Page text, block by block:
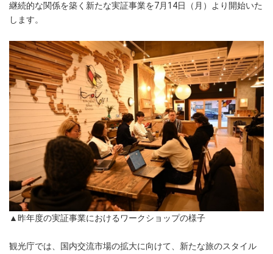
継続的な関係を築く新たな実証事業を7月14日（月）より開始いた
します。
▲昨年度の実証事業におけるワークショップの様子
観光庁では、国内交流市場の拡大に向けて、新たな旅のスタイル